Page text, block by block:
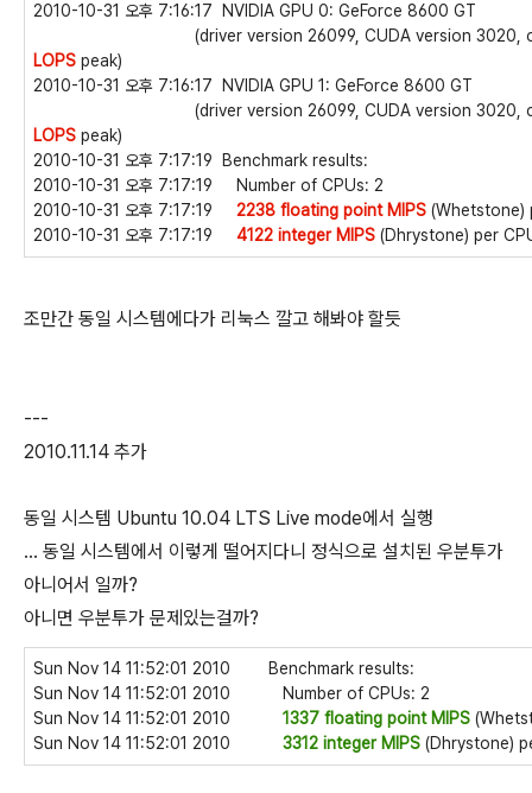
2010-10-31 오후 7:16:17 NVIDIA GPU 0: GeForce 8600 GT
(driver version 26099, CUDA version 3020,
LOPS peak)
2010-10-31 오후 7:16:17 NVIDIA GPU 1: GeForce 8600 GT
(driver version 26099, CUDA version 3020,
LOPS peak)
2010-10-31 오후 7:17:19 Benchmark results:
2010-10-31 오후 7:17:19 Number of CPUs: 2
2010-10-31 오후 7:17:19 2238 floating point MIPS (Whetstone)
2010-10-31 오후 7:17:19 4122 integer MIPS (Dhrystone) per
조만간 동일 시스템에다가 리눅스 깔고 해봐야 할듯
---
2010.11.14 추가
동일 시스템 Ubuntu 10.04 LTS Live mode에서 실행
... 동일 시스템에서 이렇게 떨어지다니 정식으로 설치된 우분투가
아니어서 일까?
아니면 우분투가 문제있는걸까?
Sun Nov 14 11:52:01 2010 Benchmark results:
Sun Nov 14 11:52:01 2010 Number of CPUs: 2
Sun Nov 14 11:52:01 2010 1337 floating point MIPS
Sun Nov 14 11:52:01 2010 3312 integer MIPS (Dhrystone)